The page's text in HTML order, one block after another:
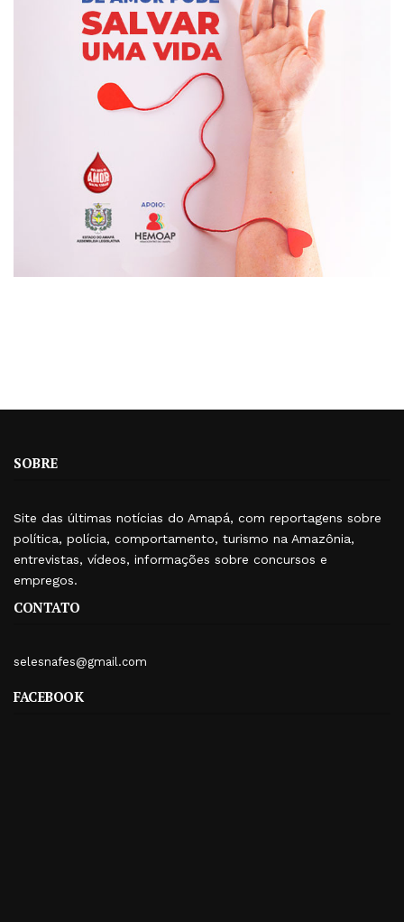
SOBRE
Site das últimas notícias do Amapá, com reportagens sobre
política, polícia, comportamento, turismo na Amazônia,
entrevistas, vídeos, informações sobre concursos e
empregos.
CONTATO
selesnafes@gmail.com
FACEBOOK